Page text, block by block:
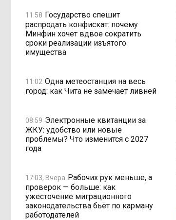
11:58 Государство спешит
распродать конфискат: почему
Минфин хочет вдвое сократить
сроки реализации изъятого
имущества
11:02 Одна метеостанция на весь
город: как Чита не замечает ливней
08:59 Электронные квитанции за
ЖКУ: удобство или новые
проблемы? Что изменится с 2027
года
17:03, Вчера Рабочих рук меньше, а
проверок — больше: как
ужесточение миграционного
законодательства бьёт по карману
работодателей